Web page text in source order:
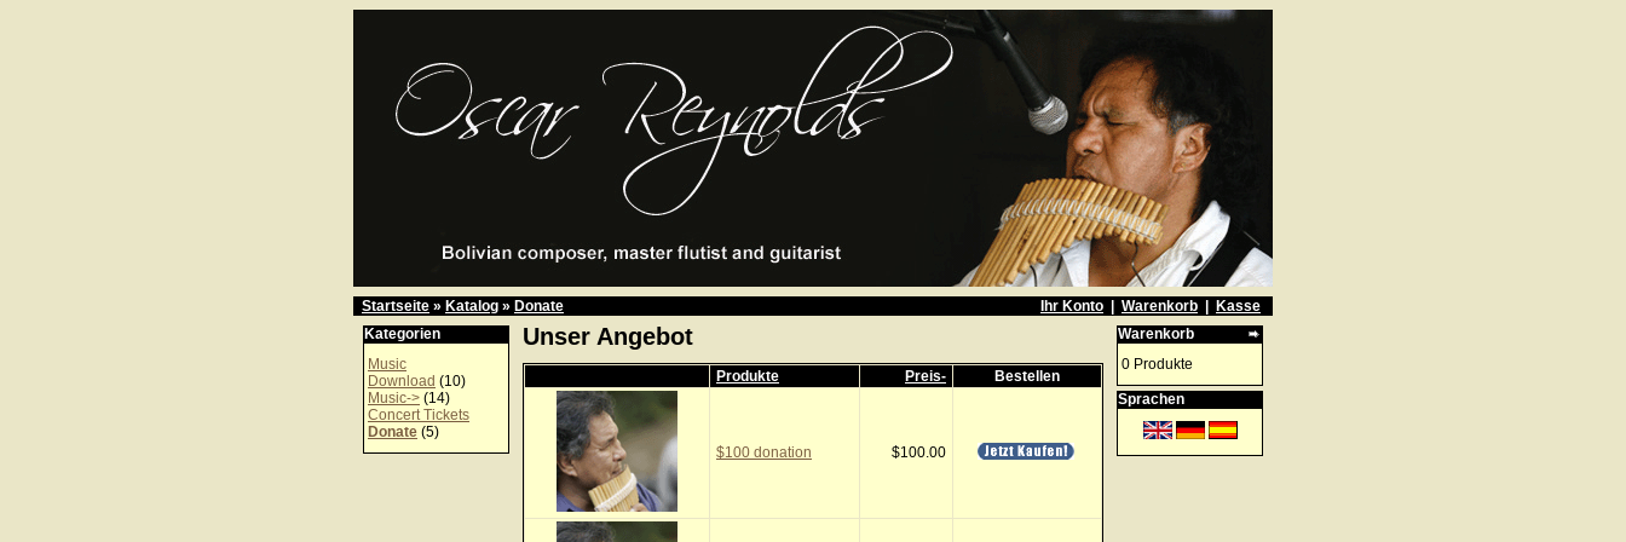
Startseite » Katalog » Donate Ihr Konto Warenkorb
Kasse
Kategorien
Music
Download (10)
Music-> (14)
Concert Tickets
Donate (5)
Unser Angebot
Produkte Preis- Bestellen
$100 donation $100.00
Warenkorb
0 Produkte
Sprachen